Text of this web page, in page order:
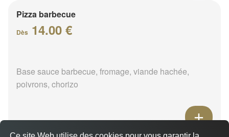
Pizza barbecue
Dès 14.00 €
Base sauce barbecue, fromage, viande hachée,
poivrons, chorizo